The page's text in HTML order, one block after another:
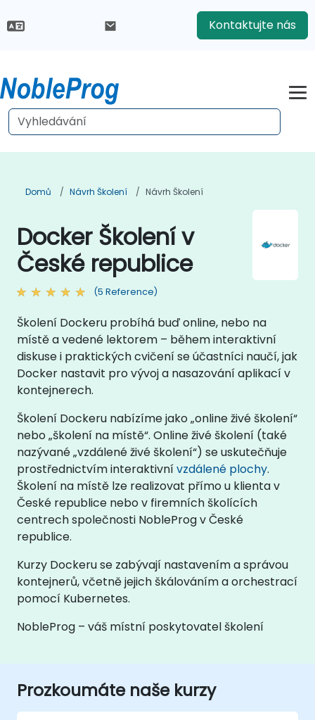
Kontaktujte nás
Domů Návrh Školení Návrh Školení
Docker Školení v
České republice
(5 Reference)
Školení Dockeru probíhá buď online, nebo na
místě a vedené lektorem – během interaktivní
diskuse i praktických cvičení se účastníci naučí, jak
Docker nastavit pro vývoj a nasazování aplikací v
kontejnerech.
Školení Dockeru nabízíme jako „online živé školení“
nebo „školení na místě“. Online živé školení (také
nazývané „vzdálené živé školení“) se uskutečňuje
prostřednictvím interaktivnívzdálené plochy.
Školení na místě lze realizovat přímo u klienta v
České republice nebo v firemních školících
centrech společnosti NobleProg v České
republice.
Kurzy Dockeru se zabývají nastavením a správou
kontejnerů, včetně jejich škálováním a orchestrací
pomocí Kubernetes.
NobleProg – váš místní poskytovatel školení
Prozkoumáte naše kurzy